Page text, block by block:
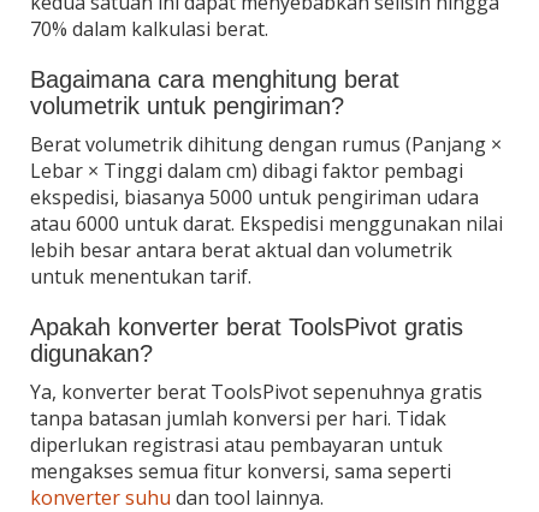
70% dalam kalkulasi berat.
Bagaimana cara menghitung berat
volumetrik untuk pengiriman?
Berat volumetrik dihitung dengan rumus (Panjang ×
Lebar × Tinggi dalam cm) dibagi faktor pembagi
ekspedisi, biasanya 5000 untuk pengiriman udara
atau 6000 untuk darat. Ekspedisi menggunakan nilai
lebih besar antara berat aktual dan volumetrik
untuk menentukan tarif.
Apakah konverter berat ToolsPivot gratis
digunakan?
Ya, konverter berat ToolsPivot sepenuhnya gratis
tanpa batasan jumlah konversi per hari. Tidak
diperlukan registrasi atau pembayaran untuk
mengakses semua fitur konversi, sama seperti
konverter suhu dan tool lainnya.